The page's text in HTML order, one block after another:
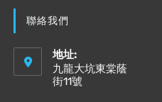
聯絡我們
地址:
九龍大坑東棠蔭
街11號